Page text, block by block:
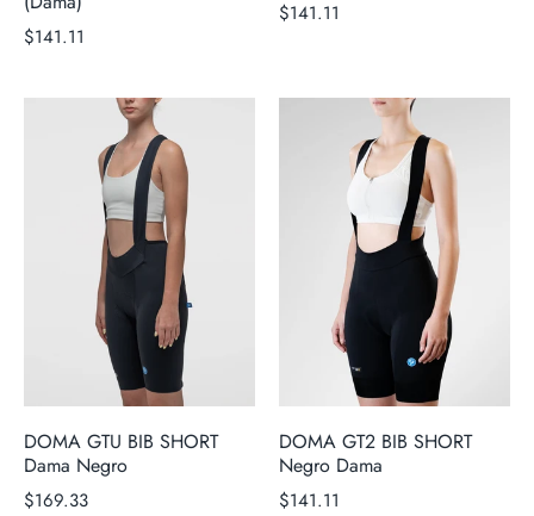
$141.11
$141.11
DOMA GTU BIB SHORT
Dama Negro
$169.33
DOMA GT2 BIB SHORT
Negro Dama
$141.11